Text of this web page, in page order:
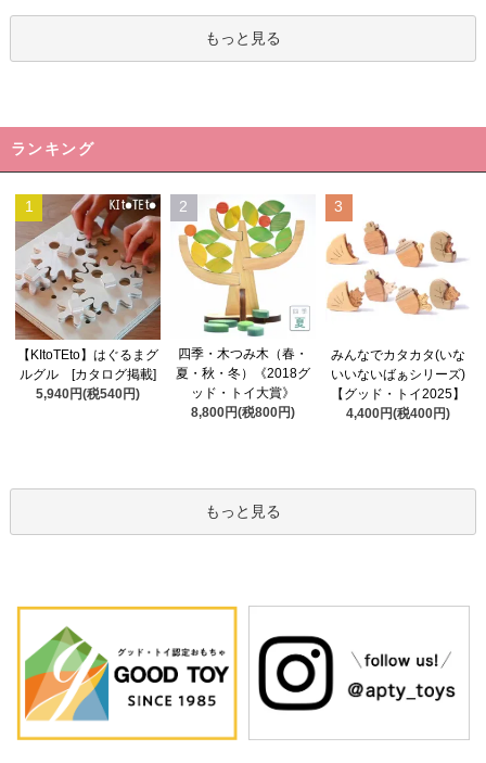
もっと見る
ランキング
1
【KItoTEto】はぐるまグ
ルグル [カタログ掲載]
5,940円(税540円)
2
四季・木つみ木（春・
夏・秋・冬）《2018グ
ッド・トイ大賞》
8,800円(税800円)
3
みんなでカタカタ(いな
いいないばぁシリーズ)
【グッド・トイ2025】
4,400円(税400円)
もっと見る